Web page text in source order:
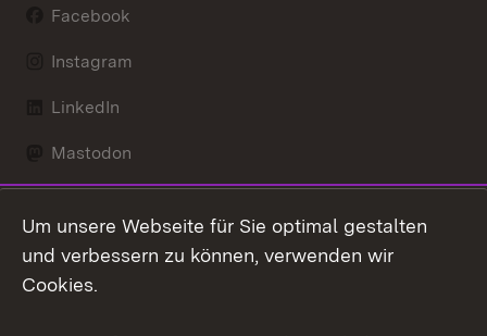
Facebook
Instagram
LinkedIn
Mastodon
X / Twitter
Youtube
Um unsere Webseite für Sie optimal gestalten
und verbessern zu können, verwenden wir
Cookies.